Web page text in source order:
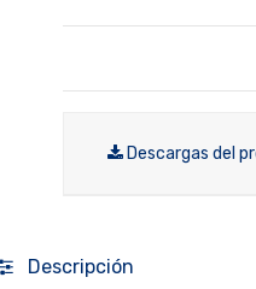
Descargas del
Descripción